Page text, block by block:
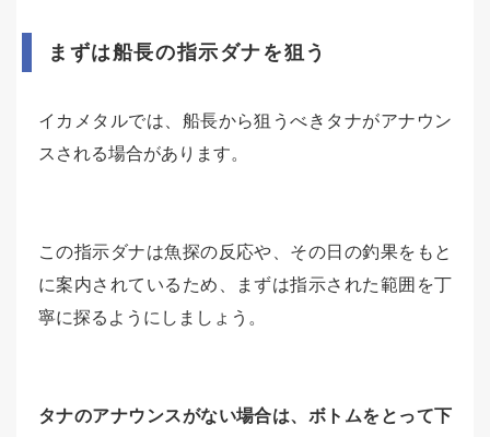
まずは船長の指示ダナを狙う
イカメタルでは、船長から狙うべきタナがアナウン
スされる場合があります。
この指示ダナは魚探の反応や、その日の釣果をもと
に案内されているため、まずは指示された範囲を丁
寧に探るようにしましょう。
タナのアナウンスがない場合は、ボトムをとって下